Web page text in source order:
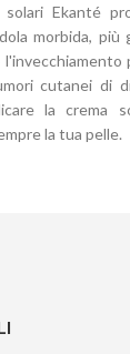
Ekanté
morbida, più
cutanei di
la crema
la tua pelle.